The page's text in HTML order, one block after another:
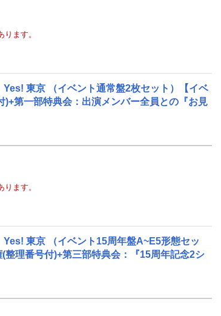
ます。
東京 （イベント通常盤2枚セット）【イベ
第一部特典会：出演メンバー全員との『お見
ます。
東京 （イベント15周年盤A~E5形態セッ
整理番号付)+第三部特典会：『15周年記念2シ